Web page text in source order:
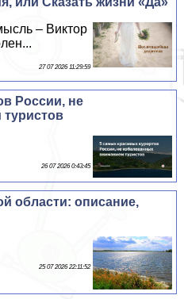
– Виктор
27 07 2026 11:29:59
России, не
26 07 2026 0:43:45
области: описание,
25 07 2026 22:11:52